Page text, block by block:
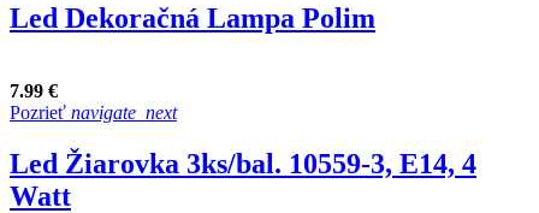
Led Dekoračná Lampa Polim
7.99 €
Pozrieť navigate_next
Led Žiarovka 3ks/bal. 10559-3, E14, 4
Watt